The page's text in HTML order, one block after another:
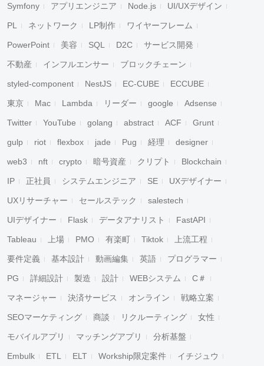
Symfony アプリエンジニア Node.js UI/UXデザイン
PL ネットワーク LP制作 ワイヤーフレーム
PowerPoint 美容 SQL D2C サービス開発
不動産 インフルエンサー ブロックチェーン
styled-component NestJS EC-CUBE ECCUBE
東京 Mac Lambda リーダー google Adsense
Twitter YouTube golang abstract ACF Grunt
gulp riot flexbox jade Pug 経理 designer
web3 nft crypto 暗号資産 クリプト Blockchain
IP 正社員 システムエンジニア SE UXデザイナー
UXリサーチャー セールステック salestech
UIデザイナー Flask データアナリスト FastAPI
Tableau 上場 PMO 有楽町 Tiktok 上流工程
要件定義 基本設計 動画編集 英語 プログラマー
PG 詳細設計 製造 設計 WEBシステム C＃
マネージャー 決済サービス オンライン 戦略立案
SEOマーケティング 商談 リクルーティング 女性
モバイルアプリ マッチングアプリ 分析基盤
Embulk ETL ELT Workship限定案件 イチジュウ